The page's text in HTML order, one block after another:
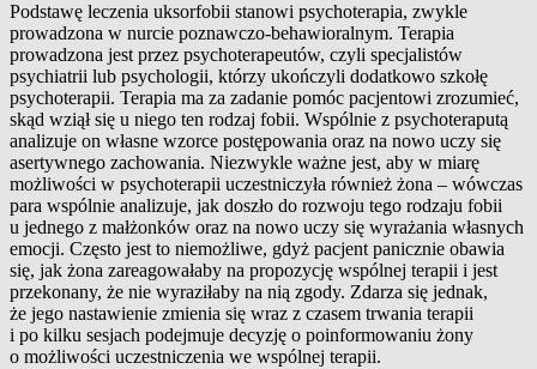
Podstawę leczenia uksorfobii stanowi psychoterapia, zwykle
prowadzona w nurcie poznawczo-behawioralnym. Terapia
prowadzona jest przez psychoterapeutów, czyli specjalistów
psychiatrii lub psychologii, którzy ukończyli dodatkowo szkołę
psychoterapii. Terapia ma za zadanie pomóc pacjentowi zrozumieć,
skąd wziął się u niego ten rodzaj fobii. Wspólnie z psychoteraputą
analizuje on własne wzorce postępowania oraz na nowo uczy się
asertywnego zachowania. Niezwykle ważne jest, aby w miarę
możliwości w psychoterapii uczestniczyła również żona – wówczas
para wspólnie analizuje, jak doszło do rozwoju tego rodzaju fobii
u jednego z małżonków oraz na nowo uczy się wyrażania własnych
emocji. Często jest to niemożliwe, gdyż pacjent panicznie obawia
się, jak żona zareagowałaby na propozycję wspólnej terapii i jest
przekonany, że nie wyraziłaby na nią zgody. Zdarza się jednak,
że jego nastawienie zmienia się wraz z czasem trwania terapii
i po kilku sesjach podejmuje decyzję o poinformowaniu żony
o możliwości uczestniczenia we wspólnej terapii.